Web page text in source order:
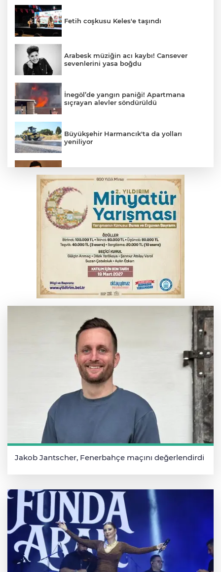
Fetih coşkusu Keles'e taşındı
Arabesk müziğin acı kaybı! Cansever
sevenlerini yasa boğdu
İnegöl’de yangın paniği! Apartmana
sıçrayan alevler söndürüldü
Büyükşehir Harmancık'ta da yolları
yeniliyor
kaybetti
İş makinesinin camına kafasını çarpan
operatör yaralandı
Babasını ziyarete giderken kazada
hayatını kaybetti
İnegöl'de orman yangını; Havadan ve
karadan müdahale başlatıldı
Jakob Jantscher, Fenerbahçe maçını değerlendirdi